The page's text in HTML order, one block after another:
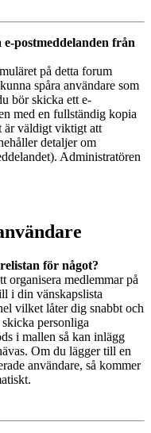
postmeddelanden från
på detta forum
spåra användare som
bör skicka ett e-
med en fullständig kopia
är väldigt viktigt att
detaljer om
Administratören
för något?
organisera medlemmar på
i din vänskapslista
vilket låter dig snabbt och
personliga
i mallen så kan inlägg
Om du lägger till en
användare, så kommer